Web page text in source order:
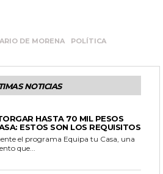
DE MORENA POLÍTICA
NOTICIAS
HASTA 70 MIL PESOS
ESTOS SON LOS REQUISITOS
el programa Equipa tu Casa, una
que...